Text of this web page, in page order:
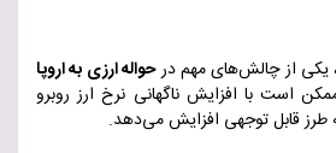
یکی از چالش‌های مهم درحواله ارزی به اروپا
است با افزایش ناگهانی نرخ ارز روبرو
طرز قابل توجهی افزایش می‌دهد.